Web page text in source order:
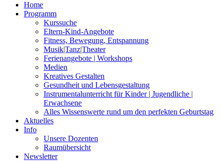
Home
Programm
Kurssuche
Eltern-Kind-Angebote
Fitness, Bewegung, Entspannung
Musik|Tanz|Theater
Ferienangebote | Workshops
Medien
Kreatives Gestalten
Gesundheit und Lebensgestaltung
Instrumentalunterricht für Kinder | Jugendliche |
Erwachsene
Alles Wissenswerte rund um den perfekten Geburtstag
Aktuelles
Info
Unsere Dozenten
Raumübersicht
Newsletter